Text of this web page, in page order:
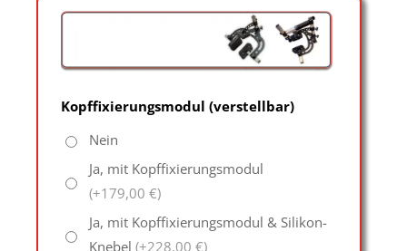
Kopffixierungsmodul (verstellbar)
Nein
Ja, mit Kopffixierungsmodul
(+179,00 €)
Ja, mit Kopffixierungsmodul & Silikon-
Knebel (+228,00 €)